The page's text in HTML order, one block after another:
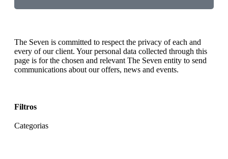
The Seven is committed to respect the privacy of each and
every of our client. Your personal data collected through this
page is for the chosen and relevant The Seven entity to send
communications about our offers, news and events.
Filtros
Categorias